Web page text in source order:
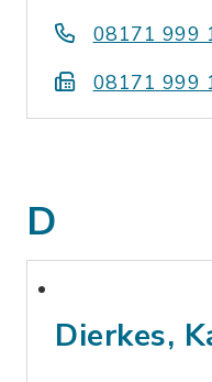
08171 999
08171 999
D
Dierkes,